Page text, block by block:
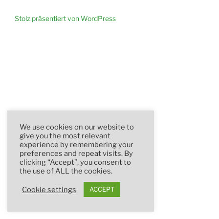
Stolz präsentiert von WordPress
We use cookies on our website to
give you the most relevant
experience by remembering your
preferences and repeat visits. By
clicking “Accept”, you consent to
the use of ALL the cookies.
Cookie settings ACCEPT